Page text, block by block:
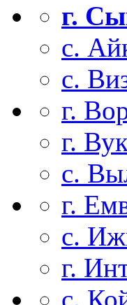
г.
с.
с.
г.
г.
с.
г.
с.
г.